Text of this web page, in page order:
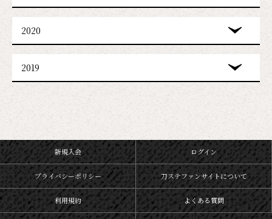
2020
2019
新規入会 ログイン
プライバシーポリシー 刀ステファンサイトについて
利用規約 よくある質問